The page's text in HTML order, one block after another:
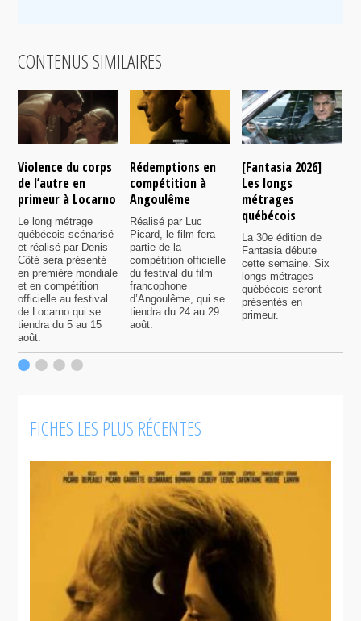
CONTENUS SIMILAIRES
Violence du corps
de l’autre en
primeur à Locarno
Le long métrage
québécois scénarisé
et réalisé par Denis
Côté sera présenté
en première mondiale
et en compétition
officielle au festival
de Locarno qui se
tiendra du 5 au 15
août.
Rédemptions en
compétition à
Angoulême
Réalisé par Luc
Picard, le film fera
partie de la
compétition officielle
du festival du film
francophone
d’Angoulême, qui se
tiendra du 24 au 29
août.
[Fantasia 2026]
Les longs
métrages
québécois
La 30e édition de
Fantasia débute
cette semaine. Six
longs métrages
québécois seront
présentés en
primeur.
FICHES LES PLUS RÉCENTES